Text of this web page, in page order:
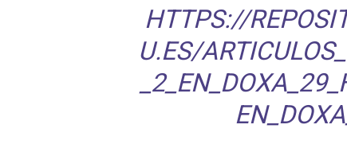
HTTPS://
U.ES/